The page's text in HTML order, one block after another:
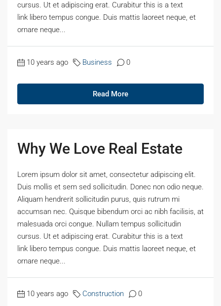
cursus. Ut et adipiscing erat. Curabitur this is a text
link libero tempus congue. Duis mattis laoreet neque, et
ornare neque...
10 years ago Business 0
Read More
Why We Love Real Estate
Lorem ipsum dolor sit amet, consectetur adipiscing elit.
Duis mollis et sem sed sollicitudin. Donec non odio neque.
Aliquam hendrerit sollicitudin purus, quis rutrum mi
accumsan nec. Quisque bibendum orci ac nibh facilisis, at
malesuada orci congue. Nullam tempus sollicitudin
cursus. Ut et adipiscing erat. Curabitur this is a text
link libero tempus congue. Duis mattis laoreet neque, et
ornare neque...
10 years ago Construction 0